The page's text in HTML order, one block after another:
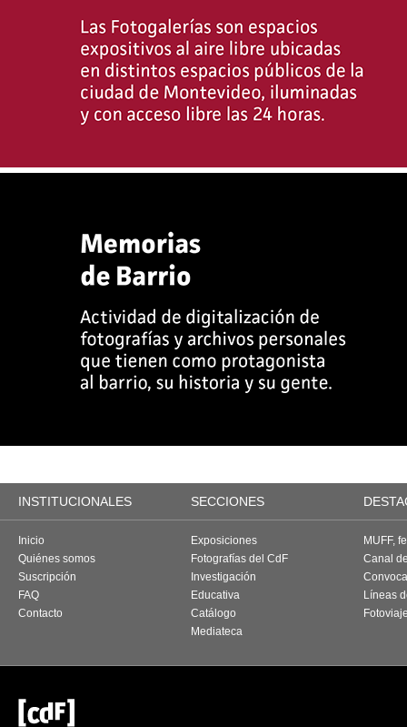
INSTITUCIONALES SECCIONES
Inicio
Quiénes somos
Suscripción
FAQ
Contacto
Exposiciones
Fotografías del CdF
Investigación
Educativa
Catálogo
Mediateca
MUFF,
Canal
Líneas